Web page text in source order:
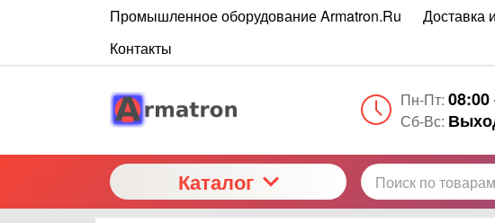
Промышленное оборудование Armatron.Ru Доставка
Контакты
Пн-Пт: 08:00
Сб-Вс:
Каталог